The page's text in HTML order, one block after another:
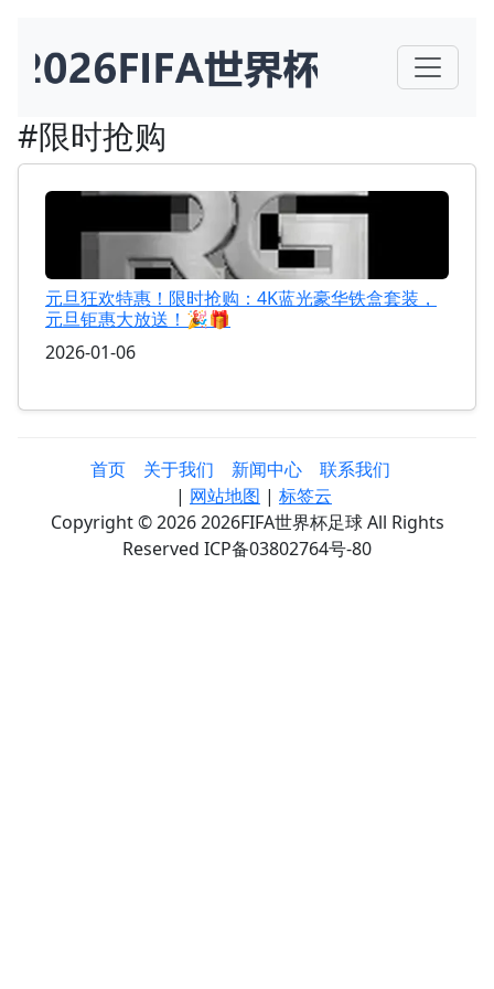
#限时抢购
元旦狂欢特惠！限时抢购：4K蓝光豪华铁盒套装，
元旦钜惠大放送！🎉🎁
2026-01-06
首页 关于我们 新闻中心
联系我们
| 网站地图 | 标签云
Copyright © 2026 2026FIFA世界杯足球 All Rights
Reserved ICP备03802764号-80